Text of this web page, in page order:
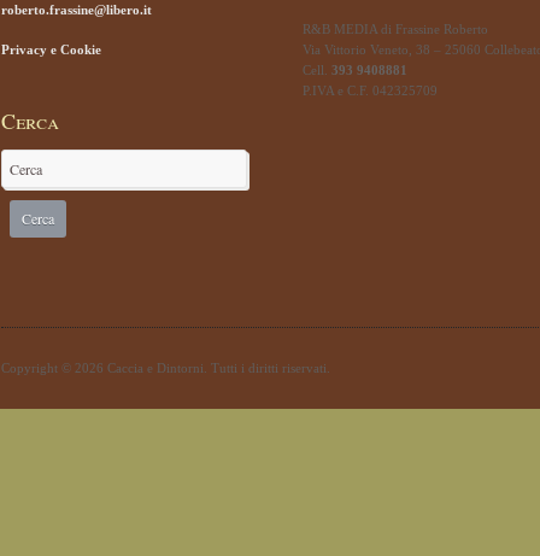
roberto.frassine@libero.it
Privacy e Cookie
Cerca
R&B MEDIA di Frassine Roberto
Via Vittorio Veneto, 38 – 25060
Cell. 393 9408881
P.IVA e C.F. 042325709
Copyright © 2026 Caccia e Dintorni. Tutti i diritti riservati.